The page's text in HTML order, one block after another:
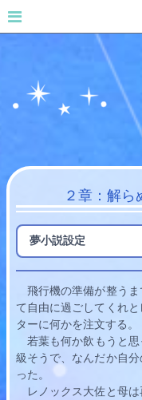
２章：解ら
夢小説設定
飛行機の準備が整うま
て自由に過ごしてくれ
ターに何かを注文する。
若葉も何か飲もうと
級そうで、なんだか自
った。
レノックス大佐と母は